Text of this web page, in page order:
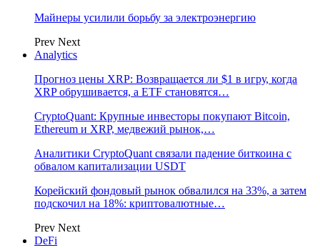
Майнеры усилили борьбу за электроэнергию
Prev Next
Analytics
Прогноз цены XRP: Возвращается ли $1 в игру, когда
XRP обрушивается, а ETF становятся…
CryptoQuant: Крупные инвесторы покупают Bitcoin,
Ethereum и XRP, медвежий рынок,…
Аналитики CryptoQuant связали падение биткоина с
обвалом капитализации USDT
Корейский фондовый рынок обвалился на 33%, а затем
подскочил на 18%: криптовалютные…
Prev Next
DeFi